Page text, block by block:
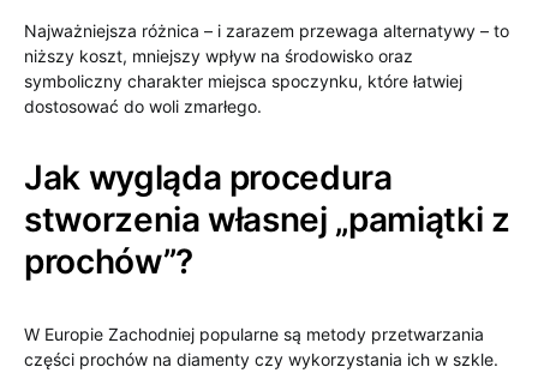
Najważniejsza różnica – i zarazem przewaga alternatywy – to
niższy koszt, mniejszy wpływ na środowisko oraz
symboliczny charakter miejsca spoczynku, które łatwiej
dostosować do woli zmarłego.
Jak wygląda procedura
stworzenia własnej „pamiątki z
prochów”?
W Europie Zachodniej popularne są metody przetwarzania
części prochów na diamenty czy wykorzystania ich w szkle.